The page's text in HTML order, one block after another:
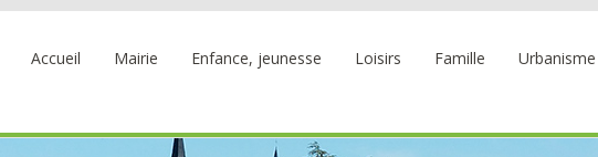
Accueil Mairie Enfance, jeunesse Loisirs Famille Urbanisme